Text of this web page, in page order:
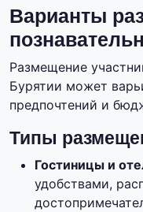
Варианты
Размещение
Бурятии может
предпочтений и
Типы
Гостиницы и
удобствами,